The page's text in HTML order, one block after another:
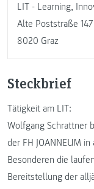
LIT - Learning,
Alte Poststraße 147
8020 Graz
Steckbrief
Tätigkeit am LIT:
Wolfgang Schrattner
der FH JOANNEUM
Besonderen die
Bereitstellung der